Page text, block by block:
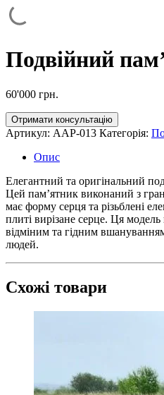
Подвійний
60'000 грн.
Отримати консультацію
Артикул: AAP-013 Категорія:
Опис
Елегантний та оригінальний
Цей пам’ятник виконаний з
має форму серця та різьблені
плиті вирізане серце. Ця
відміним та гідним
людей.
Схожі товари